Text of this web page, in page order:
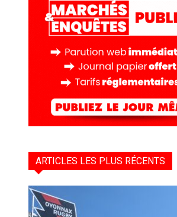
ARTICLES LES PLUS RÉCENTS